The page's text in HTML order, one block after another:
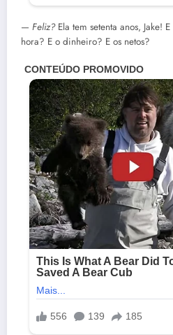
— Feliz?Ela tem setenta anos, Jake!
hora? E o dinheiro? E os netos?